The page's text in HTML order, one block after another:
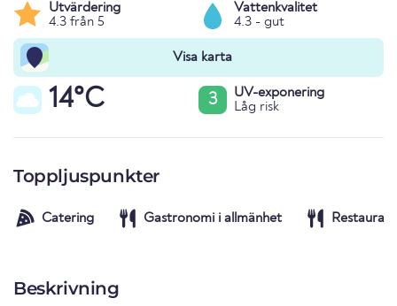
Utvärdering
4.3 från 5
Vattenkvalitet
4.3 - gut
Visa karta
14°C 3
UV-exponering
Låg risk
Toppljuspunkter
Catering Gastronomi i allmänhet
Beskrivning